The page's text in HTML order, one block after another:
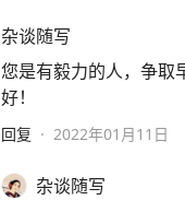
杂谈随写
您是有毅力的人，争取
好！
回复 · 2022年01月11日
杂谈随写